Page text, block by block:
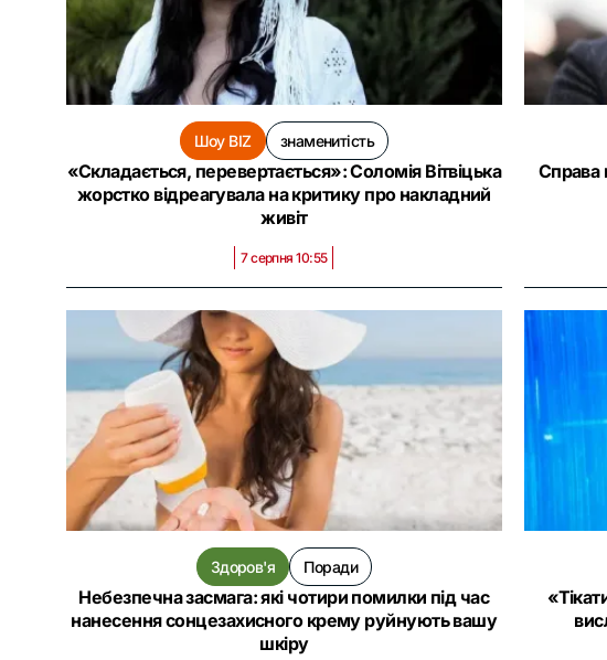
Шоу BIZ знаменитість
«Складається, перевертається»: Соломія Вітвіцька
жорстко відреагувала на критику про накладний
живіт
7 серпня 10:55
Справа
Здоров'я Поради
Небезпечна засмага: які чотири помилки під час
нанесення сонцезахисного крему руйнують вашу
шкіру